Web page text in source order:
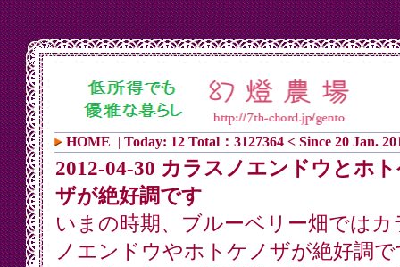
HOME | Today: 12 Total：3127364 < Since 20 Jan.
2012-04-30 カラスノエンドウとホ
ザが絶好調です
いまの時期、ブルーベリー畑ではカ
ノエンドウやホトケノザが絶好調で